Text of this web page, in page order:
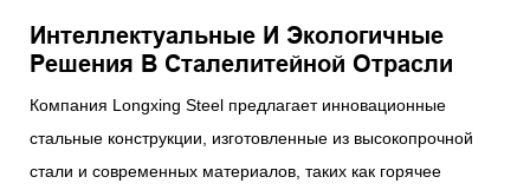
Интеллектуальные И Экологичные
Решения В Сталелитейной Отрасли
Компания Longxing Steel предлагает инновационные
стальные конструкции, изготовленные из высокопрочной
стали и современных материалов, таких как горячее